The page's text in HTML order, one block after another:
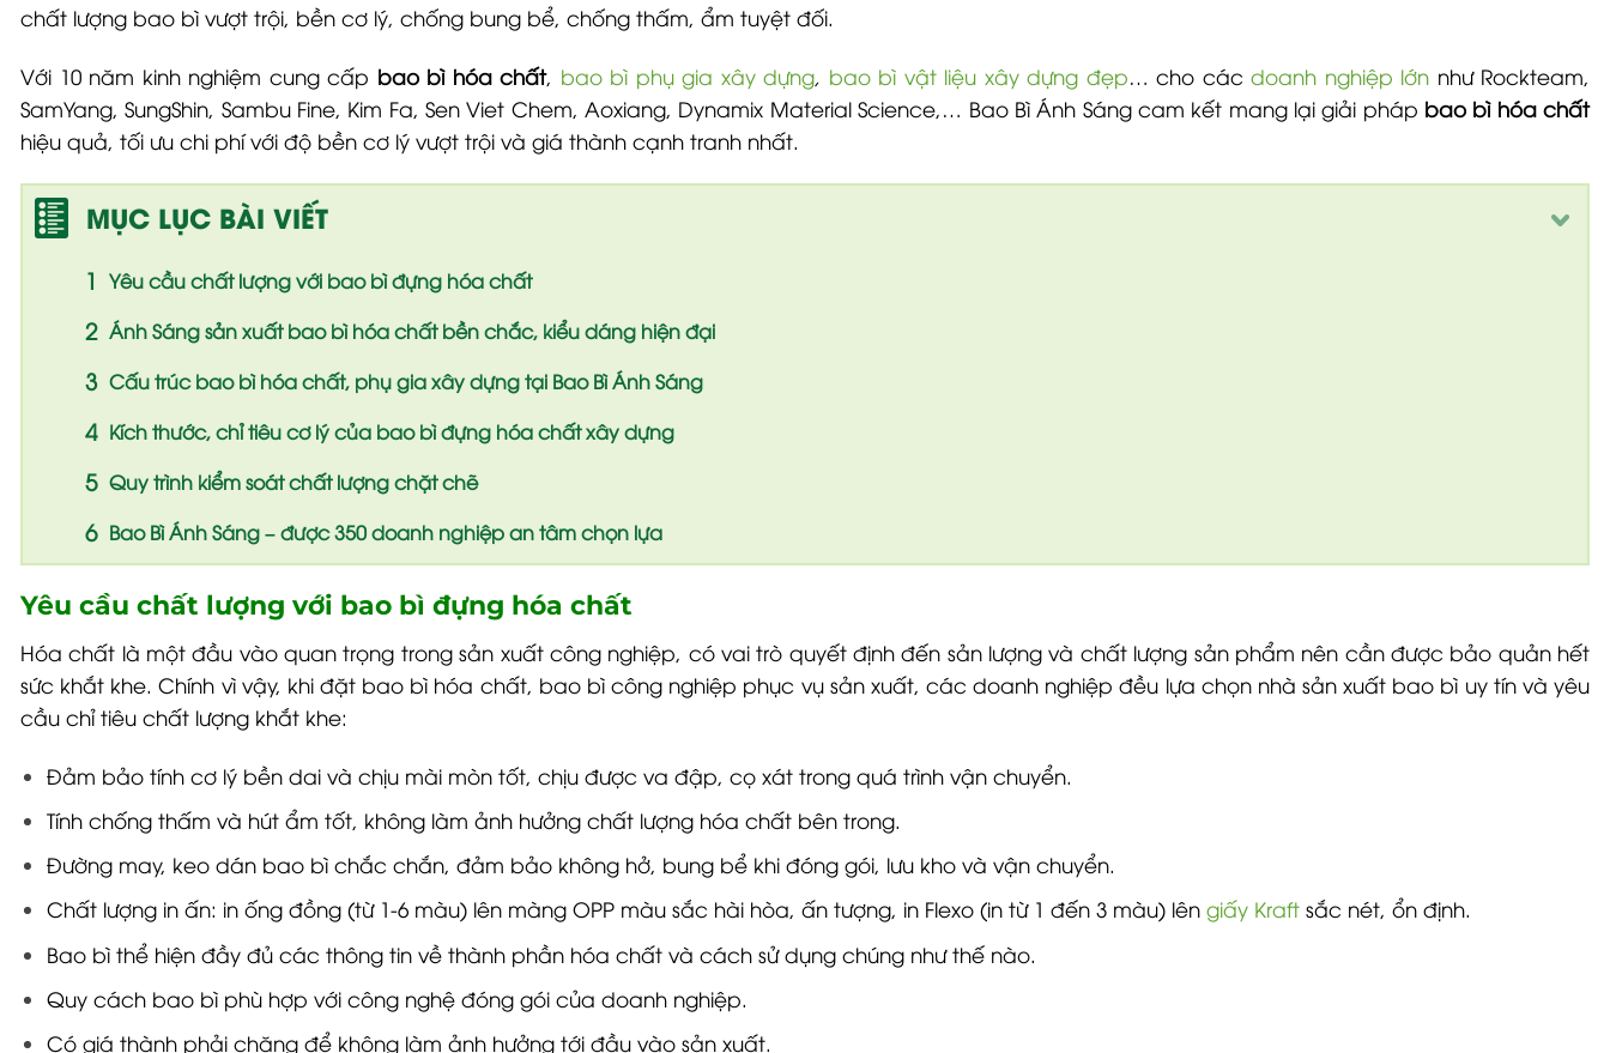
chất lượng bao bì vượt trội, bền cơ lý, chống bung bể, chống thấm, ẩm tuyệt đối.
Với 10 năm kinh nghiệm cung cấp bao bì hóa chất, bao bì phụ gia xây dựng, bao bì vật liệu xây dựng đẹp… cho các doanh nghiệp lớn như Rockteam,
SamYang, SungShin, Sambu Fine, Kim Fa, Sen Viet Chem, Aoxiang, Dynamix Material Science,… Bao Bì Ánh Sáng cam kết mang lại giải pháp bao bì hóa chất
hiệu quả, tối ưu chi phí với độ bền cơ lý vượt trội và giá thành cạnh tranh nhất.
MỤC LỤC BÀI VIẾT
Yêu cầu chất lượng với bao bì đựng hóa chất
Ánh Sáng sản xuất bao bì hóa chất bền chắc, kiểu dáng hiện đại
Cấu trúc bao bì hóa chất, phụ gia xây dựng tại Bao Bì Ánh Sáng
Kích thước, chỉ tiêu cơ lý của bao bì đựng hóa chất xây dựng
Quy trình kiểm soát chất lượng chặt chẽ
Bao Bì Ánh Sáng – được 350 doanh nghiệp an tâm chọn lựa
Yêu cầu chất lượng với bao bì đựng hóa chất
Hóa chất là một đầu vào quan trọng trong sản xuất công nghiệp, có vai trò quyết định đến sản lượng và chất lượng sản phẩm nên cần được bảo quản hết
sức khắt khe.Chính vì vậy, khi đặt bao bì hóa chất, bao bì công nghiệp phục vụ sản xuất, các doanh nghiệp đều lựa chọn nhà sản xuất bao bì uy tín và yêu
cầu chỉ tiêu chất lượng khắt khe:
Đảm bảo tính cơ lý bền dai và chịu mài mòn tốt, chịu được va đập, cọ xát trong quá trình vận chuyển.
Tính chống thấm và hút ẩm tốt, không làm ảnh hưởng chất lượng hóa chất bên trong.
Đường may, keo dán bao bì chắc chắn, đảm bảo không hở, bung bể khi đóng gói, lưu kho và vận chuyển.
Chất lượng in ấn: in ống đồng (từ 1-6 màu) lên màng OPP màu sắc hài hòa, ấn tượng, in Flexo (in từ 1 đến 3 màu) lêngiấy Kraft sắc nét, ổn định.
Bao bì thể hiện đầy đủ các thông tin về thành phần hóa chất và cách sử dụng chúng như thế nào.
Quy cách bao bì phù hợp với công nghệ đóng gói của doanh nghiệp.
Có giá thành phải chăng để không làm ảnh hưởng tới đầu vào sản xuất.